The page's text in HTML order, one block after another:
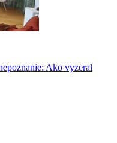
Ako vyzeral